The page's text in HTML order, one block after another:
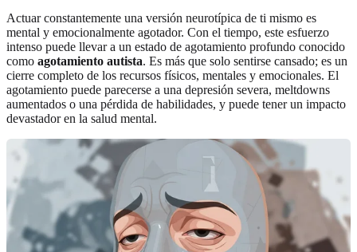
Actuar constantemente una versión neurotípica de ti mismo es
mental y emocionalmente agotador. Con el tiempo, este esfuerzo
intenso puede llevar a un estado de agotamiento profundo conocido
como agotamiento autista. Es más que solo sentirse cansado; es un
cierre completo de los recursos físicos, mentales y emocionales. El
agotamiento puede parecerse a una depresión severa, meltdowns
aumentados o una pérdida de habilidades, y puede tener un impacto
devastador en la salud mental.